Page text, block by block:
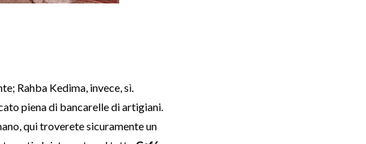
Rahba Kedima, invece, sì.
piena di bancarelle di artigiani.
qui troverete sicuramente un